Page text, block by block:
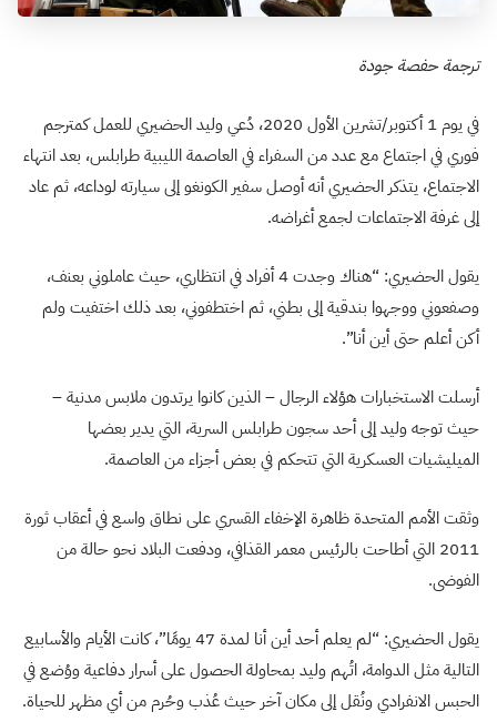
ترجمة حفصة جودة
في يوم 1 أكتوبر/تشرين الأول 2020، دُعي وليد الحضيري للعمل كمترجم
فوري في اجتماع مع عدد من السفراء في العاصمة الليبية طرابلس، بعد انتهاء
الاجتماع، يتذكر الحضيري أنه أوصل سفير الكونغو إلى سيارته لوداعه، ثم عاد
إلى غرفة الاجتماعات لجمع أغراضه.
يقول الحضيري: “هناك وجدت 4 أفراد في انتظاري، حيث عاملوني بعنف،
وصفعوني ووجهوا بندقية إلى بطني، ثم اختطفوني، بعد ذلك اختفيت ولم
أكن أعلم حتى أين أنا”.
أرسلت الاستخبارات هؤلاء الرجال – الذين كانوا يرتدون ملابس مدنية –
حيث توجه وليد إلى أحد سجون طرابلس السرية، التي يدير بعضها
الميليشيات العسكرية التي تتحكم في بعض أجزاء من العاصمة.
وثقت الأمم المتحدة ظاهرة الإخفاء القسري على نطاق واسع في أعقاب ثورة
2011 التي أطاحت بالرئيس معمر القذافي، ودفعت البلاد نحو حالة من
الفوضى.
يقول الحضيري: “لم يعلم أحد أين أنا لمدة 47 يومًا”، كانت الأيام والأسابيع
التالية مثل الدوامة، اتُهم وليد بمحاولة الحصول على أسرار دفاعية ووُضع في
الحبس الانفرادي ونُقل إلى مكان آخر حيث عُذب وحُرم من أي مظهر للحياة.